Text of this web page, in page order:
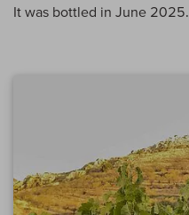
It was bottled in June 2025.